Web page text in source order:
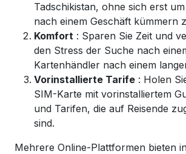
Tadschikistan, ohne sich erst
nach einem Geschäft kümmern
Komfort : Sparen Sie Zeit und
den Stress der Suche nach
Kartenhändler nach einem
Vorinstallierte Tarife : Holen
SIM-Karte mit vorinstalliertem
und Tarifen, die auf Reisende
sind.
Mehrere Online-Plattformen bieten